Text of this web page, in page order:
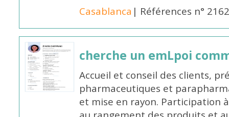
Casablanca | Références n°
cherche un emLpoi
Accueil et conseil des clients,
pharmaceutiques et
et mise en rayon. Participation